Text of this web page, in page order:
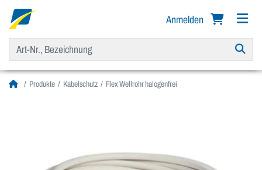
Anmelden
Produkte Kabelschutz Flex Wellrohr halogenfrei